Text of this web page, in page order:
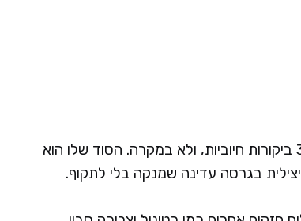
הוא מוצר קאלט קוריאני עם מעל 35,000 ביקורות חיוביות, ולא במקרה. הסוד שלו הוא